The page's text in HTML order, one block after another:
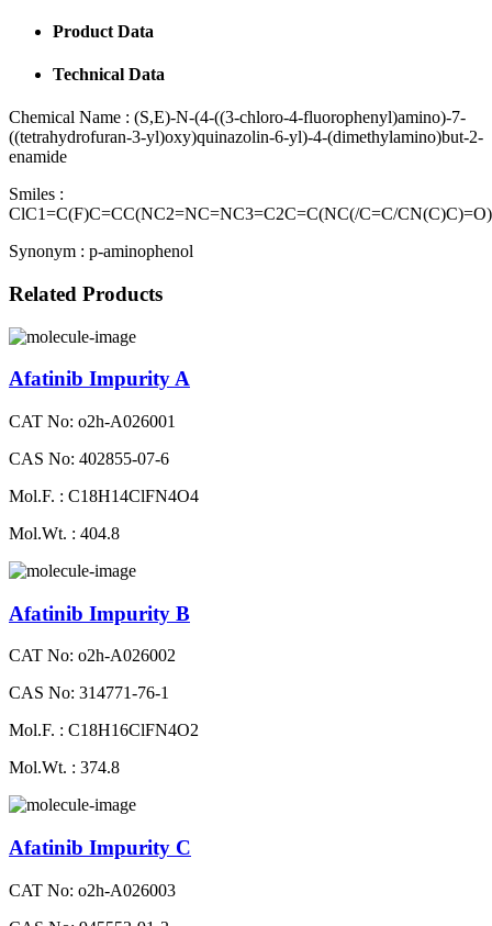
Product Data
Technical Data
Chemical Name : (S,E)-N-(4-((3-chloro-4-fluorophenyl)amino)-7-
((tetrahydrofuran-3-yl)oxy)quinazolin-6-yl)-4-(dimethylamino)but-2-
enamide
Smiles :
ClC1=C(F)C=CC(NC2=NC=NC3=C2C=C(NC(/C=C/
Synonym : p-aminophenol
Related Products
Afatinib Impurity A
CAT No: o2h-A026001
CAS No: 402855-07-6
Mol.F. : C18H14ClFN4O4
Mol.Wt. : 404.8
Afatinib Impurity B
CAT No: o2h-A026002
CAS No: 314771-76-1
Mol.F. : C18H16ClFN4O2
Mol.Wt. : 374.8
Afatinib Impurity C
CAT No: o2h-A026003